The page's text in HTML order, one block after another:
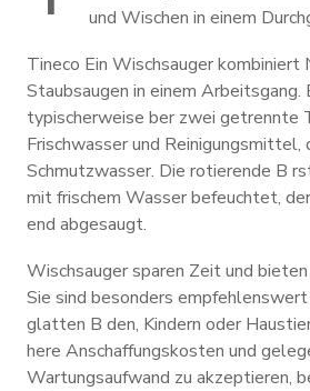
und Wischen in einem
Tineco Ein Wischsauger kombiniert
Staubsaugen in einem Arbeitsgang.
typischerweise ber zwei getrennte
Frischwasser und Reinigungsmittel,
Schmutzwasser. Die rotierende B
mit frischem Wasser befeuchtet,
end abgesaugt.
Wischsauger sparen Zeit und
Sie sind besonders
glatten B den, Kindern oder
here Anschaffungskosten und
Wartungsaufwand zu akzeptieren,